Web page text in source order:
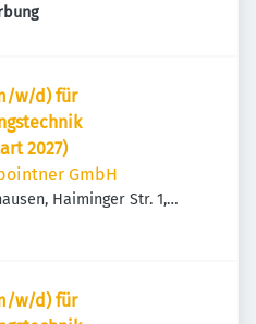
w/d) für
2027)
GmbH
Haiminger Str. 1,
Deutschland
w/d) für